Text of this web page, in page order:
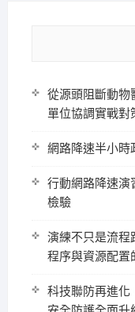
從源頭阻斷動物
單位協調實戰對
網路降速半小時
行動網路降速演
檢驗
演練不只是流程
程序與資源配置
科技聯防再進化